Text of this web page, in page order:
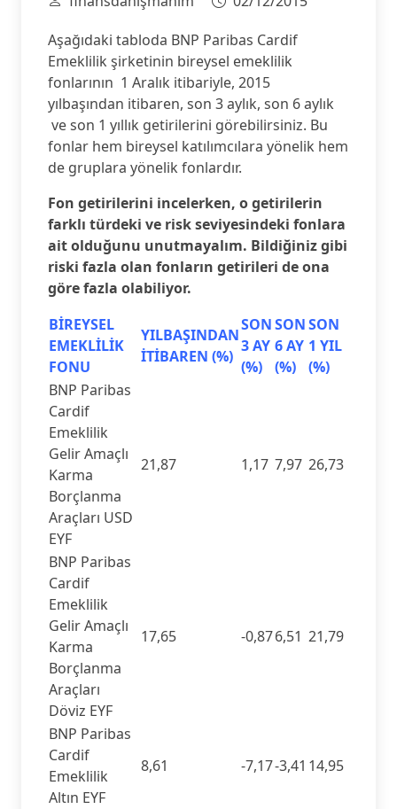
Aşağıdaki tabloda BNP Paribas Cardif
Emeklilik şirketinin bireysel emeklilik
fonlarının 1 Aralık itibariyle, 2015
yılbaşından itibaren, son 3 aylık, son 6 aylık
ve son 1 yıllık getirilerini görebilirsiniz. Bu
fonlar hem bireysel katılımcılara yönelik hem
de gruplara yönelik fonlardır.
Fon getirilerini incelerken, o getirilerin
farklı türdeki ve risk seviyesindeki fonlara
ait olduğunu unutmayalım. Bildiğiniz gibi
riski fazla olan fonların getirileri de ona
göre fazla olabiliyor.
BİREYSEL
EMEKLİLİK
FONU
YILBAŞINDAN
İTİBAREN (%)
SON
3 AY
(%)
SON
6 AY
(%)
SON
1 YIL
(%)
BNP Paribas
Cardif
Emeklilik
Gelir Amaçlı
Karma
Borçlanma
Araçları USD
EYF
21,87 1,17 7,97 26,73
BNP Paribas
Cardif
Emeklilik
Gelir Amaçlı
Karma
Borçlanma
Araçları
Döviz EYF
17,65 -0,876,51 21,79
BNP Paribas
Cardif
Emeklilik
Altın EYF
8,61 -7,17-3,41 14,95